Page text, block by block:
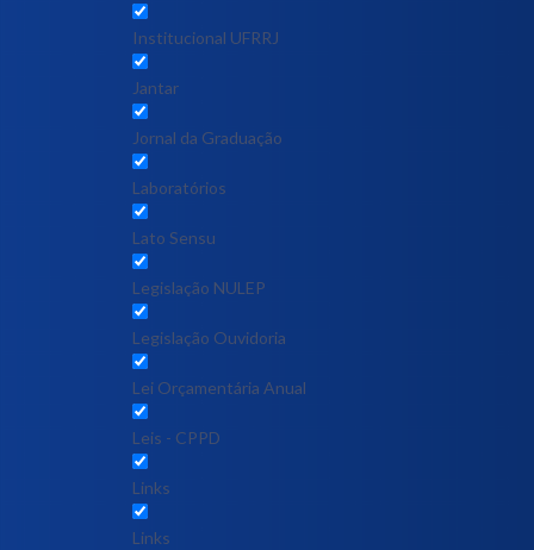
Institucional UFRRJ
Jantar
Jornal da Graduação
Laboratórios
Lato Sensu
Legislação NULEP
Legislação Ouvidoria
Lei Orçamentária Anual
Leis - CPPD
Links
Links